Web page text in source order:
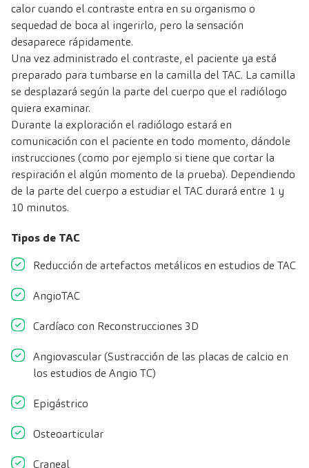
calor cuando el contraste entra en su organismo o
sequedad de boca al ingerirlo, pero la sensación
desaparece rápidamente.
Una vez administrado el contraste, el paciente ya está
preparado para tumbarse en la camilla del TAC. La camilla
se desplazará según la parte del cuerpo que el radiólogo
quiera examinar.
Durante la exploración el radiólogo estará en
comunicación con el paciente en todo momento, dándole
instrucciones (como por ejemplo si tiene que cortar la
respiración el algún momento de la prueba). Dependiendo
de la parte del cuerpo a estudiar el TAC durará entre 1 y
10 minutos.
Tipos de TAC
Reducción de artefactos metálicosen estudios de TAC
AngioTAC
Cardíaco con Reconstrucciones 3D
Angiovascular(Sustracción de las placas de calcio en
los estudios de Angio TC)
Epigástrico
Osteoarticular
Craneal